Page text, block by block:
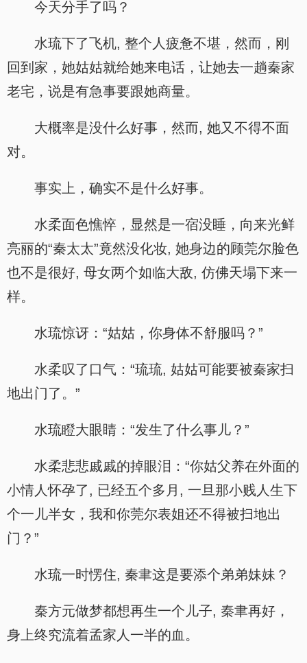
今天分手了吗？
水琉下了飞机, 整个人疲惫不堪，然而，刚
回到家，她姑姑就给她来电话，让她去一趟秦家
老宅，说是有急事要跟她商量。
大概率是没什么好事，然而, 她又不得不面
对。
事实上，确实不是什么好事。
水柔面色憔悴，显然是一宿没睡，向来光鲜
亮丽的“秦太太”竟然没化妆, 她身边的顾莞尔脸色
也不是很好, 母女两个如临大敌, 仿佛天塌下来一
样。
水琉惊讶：“姑姑，你身体不舒服吗？”
水柔叹了口气：“琉琉, 姑姑可能要被秦家扫
地出门了。”
水琉瞪大眼睛：“发生了什么事儿？”
水柔悲悲戚戚的掉眼泪：“你姑父养在外面的
小情人怀孕了, 已经五个多月, 一旦那小贱人生下
个一儿半女，我和你莞尔表姐还不得被扫地出
门？”
水琉一时愣住, 秦聿这是要添个弟弟妹妹？
秦方元做梦都想再生一个儿子, 秦聿再好，
身上终究流着孟家人一半的血。